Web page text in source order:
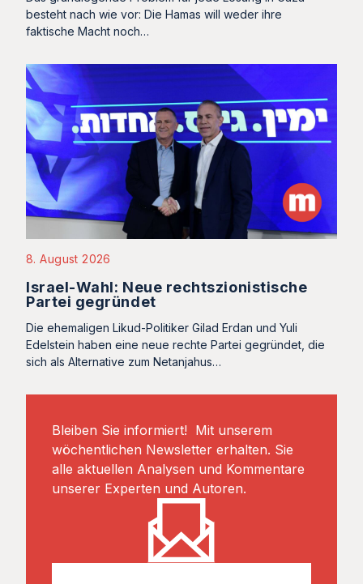
besteht nach wie vor: Die Hamas will weder ihre
faktische Macht noch…
8. August 2026
Israel-Wahl: Neue rechtszionistische
Partei gegründet
Die ehemaligen Likud-Politiker Gilad Erdan und Yuli
Edelstein haben eine neue rechte Partei gegründet, die
sich als Alternative zum Netanjahus…
Bleiben Sie informiert! Mit unserem
wöchentlichen Newsletter erhalten. Sie
alle aktuellen Analysen und Kommentare
unserer Experten und Autoren.